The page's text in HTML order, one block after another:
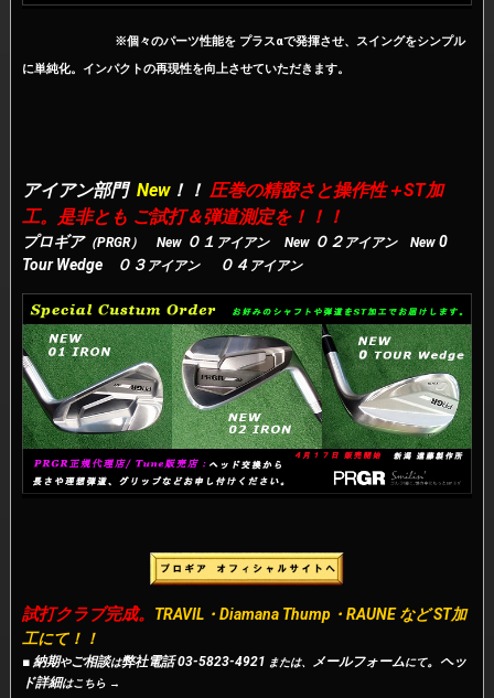
※個々のパーツ性能を プラスαで発揮させ、スイングをシンプル
に単純化。インパクトの再現性を向上させていただきます。
アイアン部門 New！！ 圧巻の精密さと操作性＋ST加
工。是非とも ご試打＆弾道測定を！！！
プロギア（PRGR） New ０１ アイアン New ０２ アイアン New 0
Tour Wedge ０３ アイアン０４ アイアン
試打クラブ完成。
TRAVIL・Diamana Thump・RAUNE など ST加
工にて！！
■ 納期やご相談は弊社電話 03-5823-4921 または、 メールフォームにて。ヘッ
ド詳細はこちら →